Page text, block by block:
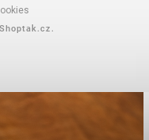
Shoptak.cz.